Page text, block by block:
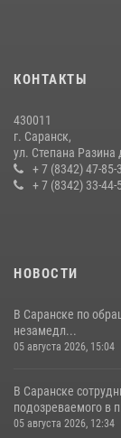
содействии
Сотрудники
конкурса
23 июля 2026, 11:54
КОНТАКТЫ
430011
г. Саранск,
ул. Степана Разина
+ 7 (8342) 47-85-
+ 7 (8342) 33-
НОВОСТИ
В Саранске по
незамедл...
05 августа 2026, 15:04
В Саранске
подозреваемого в
05 августа 2026, 12:34